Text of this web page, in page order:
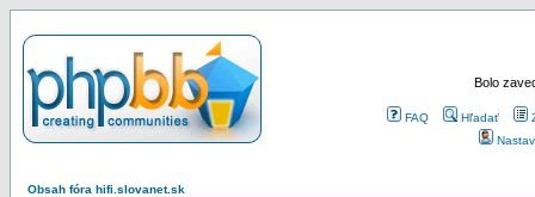
Bolo
FAQ Hľadať
Obsah fóra hifi.slovanet.sk